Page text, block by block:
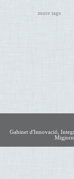
more tags
Gabinet d'Innovació,
Migjorn